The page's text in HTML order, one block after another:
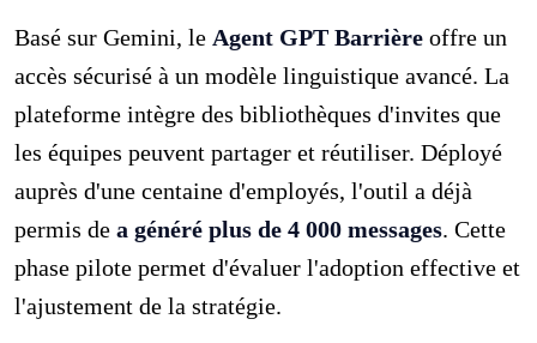
Basé sur Gemini, le Agent GPT Barrière offre un
accès sécurisé à un modèle linguistique avancé. La
plateforme intègre des bibliothèques d'invites que
les équipes peuvent partager et réutiliser. Déployé
auprès d'une centaine d'employés, l'outil a déjà
permis dea généré plus de 4 000 messages. Cette
phase pilote permet d'évaluer l'adoption effective et
l'ajustement de la stratégie.